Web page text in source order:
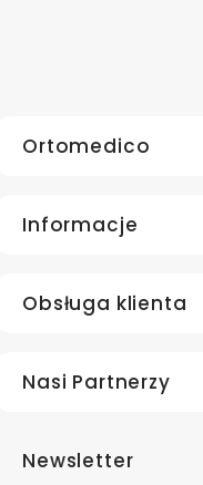
Ortomedico
Informacje
Obsługa klienta
Nasi Partnerzy
Newsletter